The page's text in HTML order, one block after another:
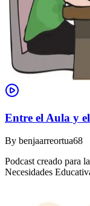
Entre el Aula y
By benjaarreortua68
Podcast creado para
Necesidades